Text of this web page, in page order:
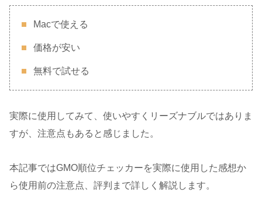
Macで使える
価格が安い
無料で試せる
実際に使用してみて、使いやすくリーズナブルではありま
すが、注意点もあると感じました。
本記事ではGMO順位チェッカーを実際に使用した感想か
ら使用前の注意点、評判まで詳しく解説します。